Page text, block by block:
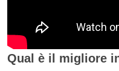
Qual è il migliore